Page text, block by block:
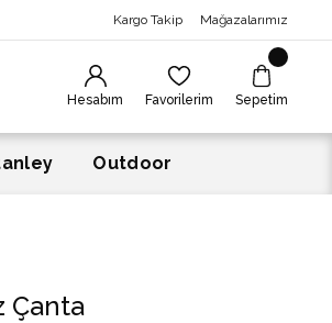
Kargo Takip Mağazalarımız
Hesabım Favorilerim Sepetim
Outdoor
Çanta